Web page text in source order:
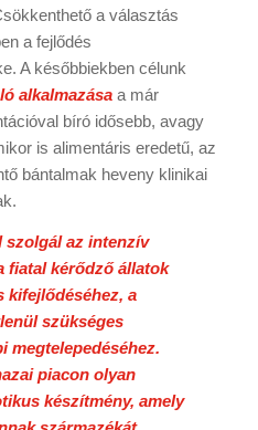
a választás
a fejlődés
A későbbiekben célunk
alkalmazásaa már
bíró idősebb, avagy
is alimentáris eredetű, az
bántalmak heveny klinikai
szolgál az intenzív
fiatal kérődző állatok
kifejlődéséhez, a
szükséges
megtelepedéséhez.
piacon olyan
készítmény, amely